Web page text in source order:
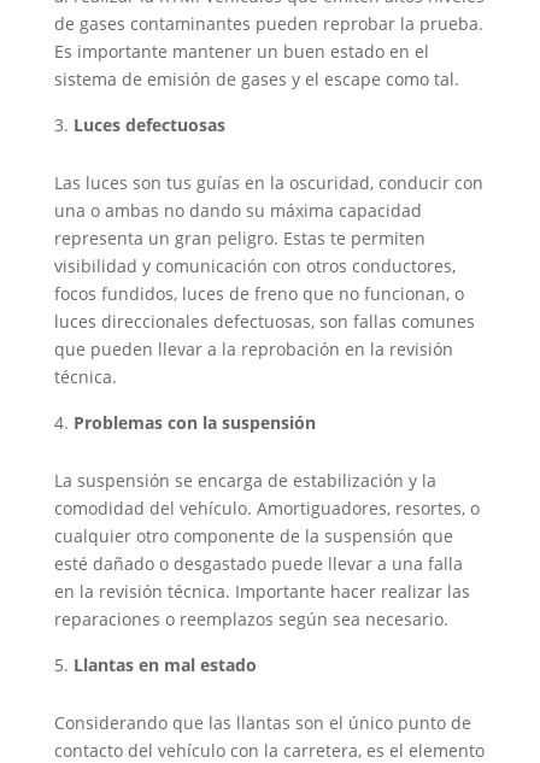
de gases contaminantes pueden reprobar la prueba.
Es importante mantener un buen estado en el
sistema de emisión de gases y el escape como tal.
Luces defectuosas
Las luces son tus guías en la oscuridad, conducir con
una o ambas no dando su máxima capacidad
representa un gran peligro. Estas te permiten
visibilidad y comunicación con otros conductores,
focos fundidos, luces de freno que no funcionan, o
luces direccionales defectuosas, son fallas comunes
que pueden llevar a la reprobación en la revisión
técnica.
Problemas con la suspensión
La suspensión se encarga de estabilización y la
comodidad del vehículo. Amortiguadores, resortes, o
cualquier otro componente de la suspensión que
esté dañado o desgastado puede llevar a una falla
en la revisión técnica. Importante hacer realizar las
reparaciones o reemplazos según sea necesario.
Llantas en mal estado
Considerando que las llantas son el único punto de
contacto del vehículo con la carretera, es el elemento